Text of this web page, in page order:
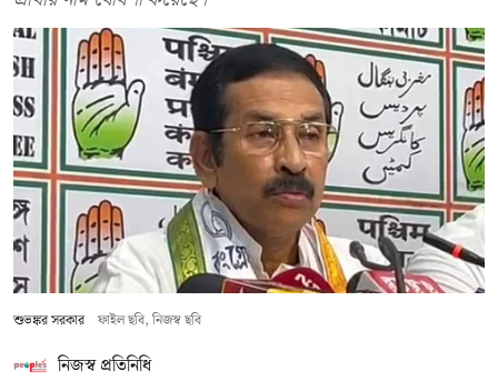
শুভঙ্কর সরকার ফাইল ছবি, নিজস্ব ছবি
নিজস্ব প্রতিনিধি